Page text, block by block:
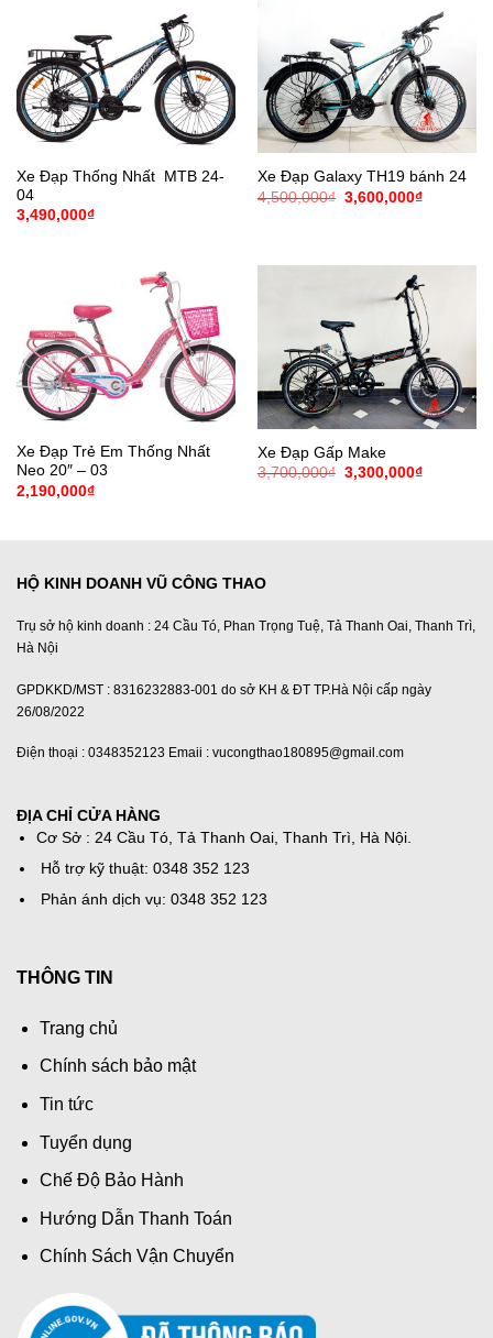
Xe Đạp Thống Nhất MTB 24-
04
3,490,000₫
Xe Đạp Galaxy TH19 bánh 24
4,500,000₫ Giá
gốc
3,600,000₫Giá
Xe Đạp Trẻ Em Thống Nhất
Neo 20″ – 03
2,190,000₫
Xe Đạp Gấp Make
3,700,000₫ Giá
3,300,000₫Giá
HỘ KINH DOANH VŨ CÔNG THAO
Trụ sở hộ kinh doanh : 24 Cầu Tó, Phan Trọng Tuệ, Tả Thanh Oai, Thanh Trì,
Hà Nội
GPDKKD/MST : 8316232883-001 do sở KH & ĐT TP.Hà Nội cấp ngày
26/08/2022
Điện thoại : 0348352123 Emaii : vucongthao180895@gmail.com
ĐỊA CHỈ CỬA HÀNG
Cơ Sở : 24 Cầu Tó, Tả Thanh Oai, Thanh Trì, Hà Nội.
Hỗ trợ kỹ thuật: 0348 352 123
Phản ánh dịch vụ: 0348 352 123
THÔNG TIN
Trang chủ
Chính sách bảo mật
Tin tức
Tuyển dụng
Chế Độ Bảo Hành
Hướng Dẫn Thanh Toán
Chính Sách Vận Chuyển